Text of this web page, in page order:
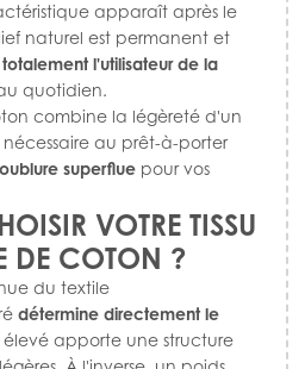
apparaît après le
naturel est permanent et
l'utilisateur de la
quotidien.
combine la légèreté d'un
au prêt-à-porter
superflue pour vos
VOTRE TISSU
DE COTON ?
du textile
détermine directement le
élevé apporte une structure